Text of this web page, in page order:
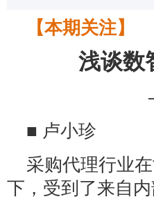
【本期关注】
浅谈数
■ 卢小珍
采购代理行业
下，受到了来自